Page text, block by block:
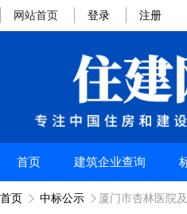
网站首页 登录 注册
首页 建筑企业查询
首页  中标公示  厦门市杏林医院